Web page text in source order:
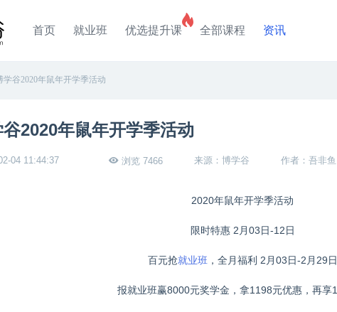
首页 就业班 优选提升课 全部课程 资讯
学谷2020年鼠年开学季活动
2020年鼠年开学季活动
04 11:44:37 浏览 7466 来源：博学谷 作者：吾非鱼
2020年鼠年开学季活动
限时特惠2 月03日-12日
百元抢就业班 ，全月福利 2 月03日-2 月 29日
报就业班赢8000元奖学金，拿1198元优惠，再享1